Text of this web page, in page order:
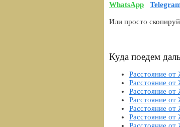
WhatsApp
Или просто
Куда поедем
Расстояние
Расстояние
Расстояние
Расстояние
Расстояние
Расстояние